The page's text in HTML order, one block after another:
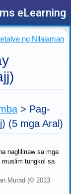
eLearning
ng Nilalaman
> Pag-
(5 mga Aral)
naglilinaw sa mga
muslim tungkol sa
Murad (© 2013